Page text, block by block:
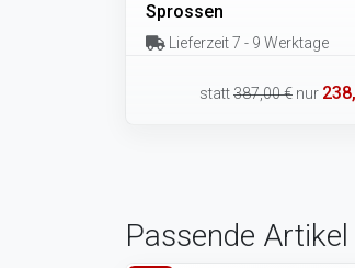
Sprossen
Lieferzeit 7 - 9 Werktage
statt387,00 € nur
Passende